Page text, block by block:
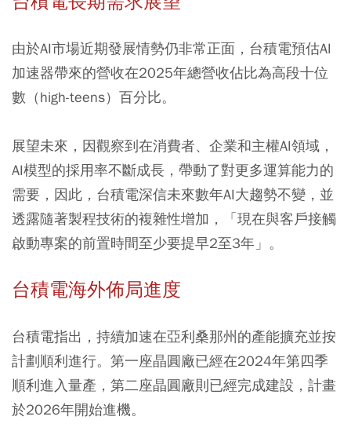
由於AI市場近期發展情勢仍非常正面，台積電預估AI
加速器帶來的營收在2025年總營收佔比為高段十位
數（high-teens）百分比。
展望未來，因觀察到在消費者、企業和主權AI領域，
AI模型的採用率不斷成長，帶動了對更多運算能力的
需要，因此，台積電深信未來數年AI大趨勢不變，並
透露隨著製程技術的複雜性增加，「現在與客戶接觸
啟動專案的前置時間至少要提早2至3年」。
台積電海外佈局進度
台積電指出，持續加速在亞利桑那州的產能擴充並按
計劃順利進行。第一座晶圓廠已經在2024年第四季
順利進入量產，第二座晶圓廠則已經完成建設，計畫
於2026年開始進機。